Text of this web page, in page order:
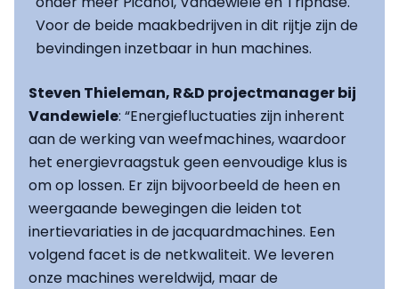
Voor de beide maakbedrijven in dit rijtje zijn de
bevindingen inzetbaar in hun machines.
Steven Thieleman, R&D projectmanager bij
Vandewiele: “Energiefluctuaties zijn inherent
aan de werking van weefmachines, waardoor
het energievraagstuk geen eenvoudige klus is
om op lossen. Er zijn bijvoorbeeld de heen en
weergaande bewegingen die leiden tot
inertievariaties in de jacquardmachines. Een
volgend facet is de netkwaliteit. We leveren
onze machines wereldwijd, maar de